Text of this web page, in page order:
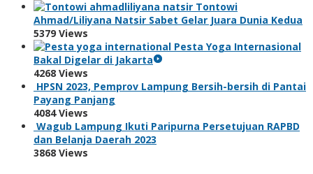
Tontowi
Ahmad/Liliyana Natsir Sabet Gelar Juara Dunia Kedua
5379 Views
Pesta Yoga Internasional
Bakal Digelar di Jakarta
4268 Views
HPSN 2023, Pemprov Lampung Bersih-bersih di Pantai
Payang Panjang
4084 Views
Wagub Lampung Ikuti Paripurna Persetujuan RAPBD
dan Belanja Daerah 2023
3868 Views